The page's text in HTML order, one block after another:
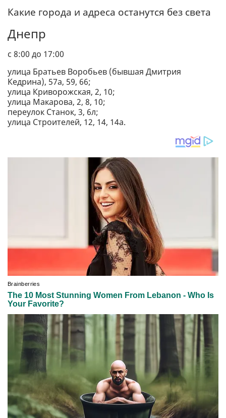
Какие города и адреса останутся без света
Днепр
с 8:00 до 17:00
улица Братьев Воробьев (бывшая Дмитрия
Кедрина), 57а, 59, 66;
улица Криворожская, 2, 10;
улица Макарова, 2, 8, 10;
переулок Станок, 3, 6л;
улица Строителей, 12, 14, 14а.